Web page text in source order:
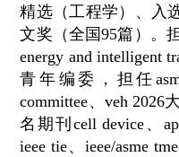
精选（工程学）、入
文奖（全国95篇）。
energy and intelligent
青年编委，担任
committee、veh 2026
名期刊cell device、
ieee tie、ieee/asme